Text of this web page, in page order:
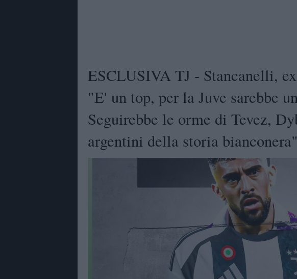
ESCLUSIVA TJ - Stancanelli,
"E' un top, per la Juve sarebbe
Seguirebbe le orme di Tevez,
argentini della storia bianconera"